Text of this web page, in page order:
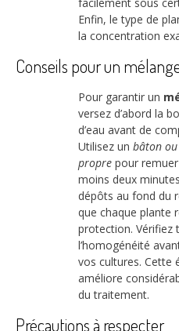
facilement sous
Enfin, le type de
la concentration
Conseils pour un
Pour garantir un
versez d’abord la
d’eau avant de
Utilisez un bâton
propre pour
moins deux
dépôts au fond du
que chaque plante
protection. Vérifiez
l’homogénéité
vos cultures. Cette
améliore
du traitement.
Précautions à respecter